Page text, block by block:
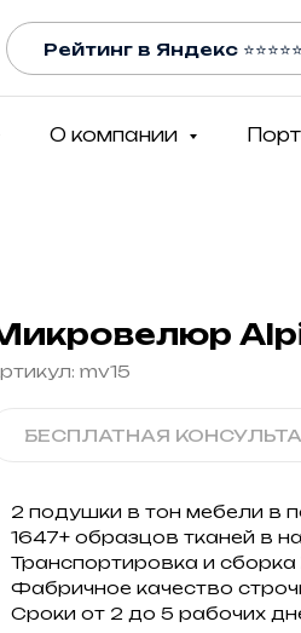
Рейтинг в Яндекс
О компании
mv15
БЕСПЛАТНАЯ
2 подушки в тон мебели в
1647+ образцов тканей в
Транспортировка и
Фабричное качество
Сроки от 2 до 5 рабочих